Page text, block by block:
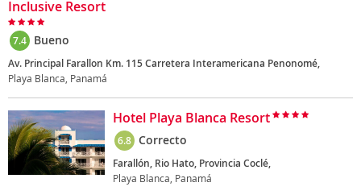
Inclusive Resort
7.4 Bueno
Av. Principal Farallon Km. 115 Carretera Interamericana Penonomé,
Playa Blanca, Panamá
Hotel Playa Blanca Resort
6.8 Correcto
Farallón, Rio Hato, Provincia Coclé,
Playa Blanca, Panamá